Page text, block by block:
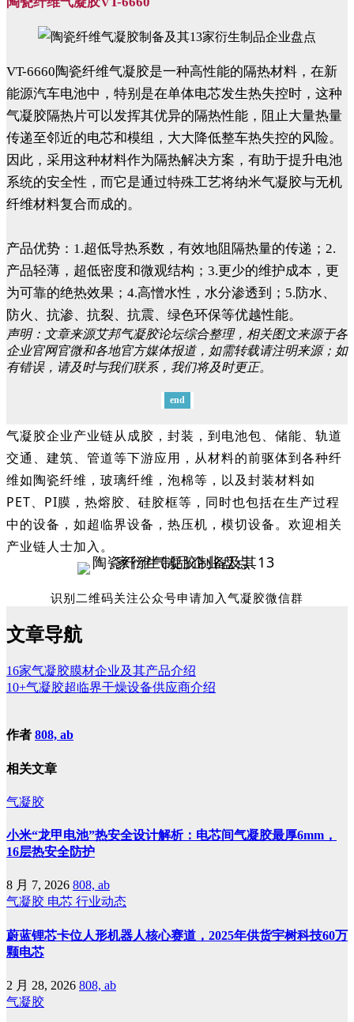
VT-6660陶瓷纤维气凝胶是一种高性能的隔热材料，在新
能源汽车电池中，特别是在单体电芯发生热失控时，这种
气凝胶隔热片可以发挥其优异的隔热性能，阻止大量热量
传递至邻近的电芯和模组，大大降低整车热失控的风险。
因此，采用这种材料作为隔热解决方案，有助于提升电池
系统的安全性，而它是通过特殊工艺将纳米气凝胶与无机
纤维材料复合而成的。
产品优势：1.超低导热系数，有效地阻隔热量的传递；2.
产品轻薄，超低密度和微观结构；3.更少的维护成本，更
为可靠的绝热效果；4.高憎水性，水分渗透到；5.防水、
防火、抗渗、抗裂、抗震、绿色环保等优越性能。
声明：文章来源艾邦气凝胶论坛综合整理，相关图文来源于各
企业官网官微和各地官方媒体报道，如需转载请注明来源；如
有错误，请及时与我们联系，我们将及时更正。
end
气凝胶企业产业链从成胶，封装，到电池包、储能、轨道
交通、建筑、管道等下游应用，从材料的前驱体到各种纤
维如陶瓷纤维，玻璃纤维，泡棉等，以及封装材料如
PET、PI膜，热熔胶、硅胶框等，同时也包括在生产过程
中的设备，如超临界设备，热压机，模切设备。欢迎相关
产业链人士加入。
识别二维码关注公众号申请加入气凝胶微信群
文章导航
16家气凝胶膜材企业及其产品介绍
10+气凝胶超临界干燥设备供应商介绍
作者 808, ab
相关文章
气凝胶
小米“龙甲电池”热安全设计解析：电芯间气凝胶最厚6mm，
16层热安全防护
8 月 7, 2026 808, ab
气凝胶 电芯 行业动态
蔚蓝锂芯卡位人形机器人核心赛道，2025年供货宇树科技60万
颗电芯
2 月 28, 2026 808, ab
气凝胶